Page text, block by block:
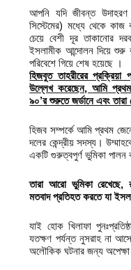
আপনি যদি জীবন্ত উদাহরণ
সিস্টেমের) মধ্যে থেকে
চেয়ে বেশী দূর তাকানোর
ইসলামীক আন্দোলন দিয়ে
পরিবেশে গিয়ে শেষ হয়েছে ।
হিজবুত তাহরীরের প্রক্রিয়া
উল্লেখ করেছেন,আমি প্রথম
৯০’রশুরুতে জর্ডানে এবং
হিজব সম্পর্কে আমি প্রথম
দলের কেন্দ্রীয় সদস্য।
একটি গুরুত্বপুর্ণ ভুমিকা পালন
তারা আরো ভুমিকা রেখেছে,
মতবাদ প্রতিহত করতে যা
যাই হোক খিলাফা
যতক্ষণ পর্যন্ত নুসরাহ না
অলৌকিক ঘটনার জন্য